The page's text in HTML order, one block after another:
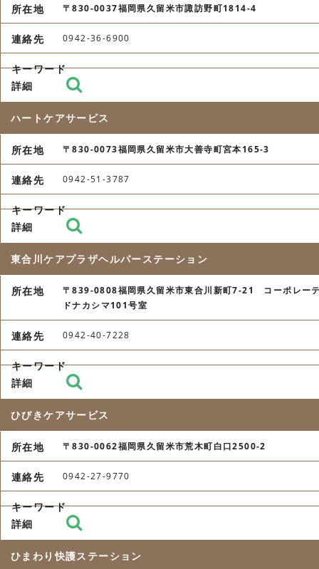
〒830-0037福岡県久留米市諏訪野町1814-4
0942-36-6900
ハートケアサービス
〒830-0073福岡県久留米市大善寺町宮本165-3
0942-51-3787
東合川ケアプラザヘルパーステーション
〒839-0808福岡県久留米市東合川新町7-21 コーポレー
ドナカシマ101号室
0942-40-7228
ひびきケアサービス
〒830-0062福岡県久留米市荒木町白口2500-2
0942-27-9770
ひまわり快護ステーション